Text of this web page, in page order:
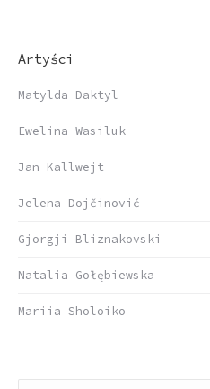
Artyści
Matylda Daktyl
Ewelina Wasiluk
Jan Kallwejt
Jelena Dojčinović
Gjorgji Bliznakovski
Natalia Gołębiewska
Mariia Sholoiko